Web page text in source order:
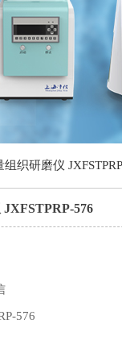
组织研磨仪
576
576